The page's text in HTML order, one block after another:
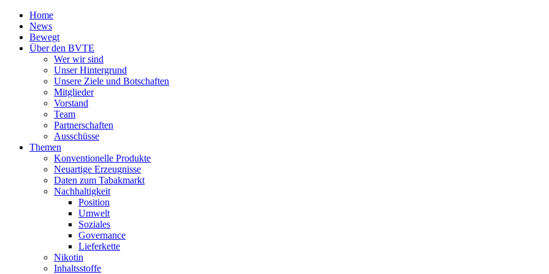
Home
News
Bewegt
Über den BVTE
Wer wir sind
Unser Hintergrund
Unsere Ziele und Botschaften
Mitglieder
Vorstand
Team
Partnerschaften
Ausschüsse
Themen
Konventionelle Produkte
Neuartige Erzeugnisse
Daten zum Tabakmarkt
Nachhaltigkeit
Position
Umwelt
Soziales
Governance
Lieferkette
Nikotin
Inhaltsstoffe